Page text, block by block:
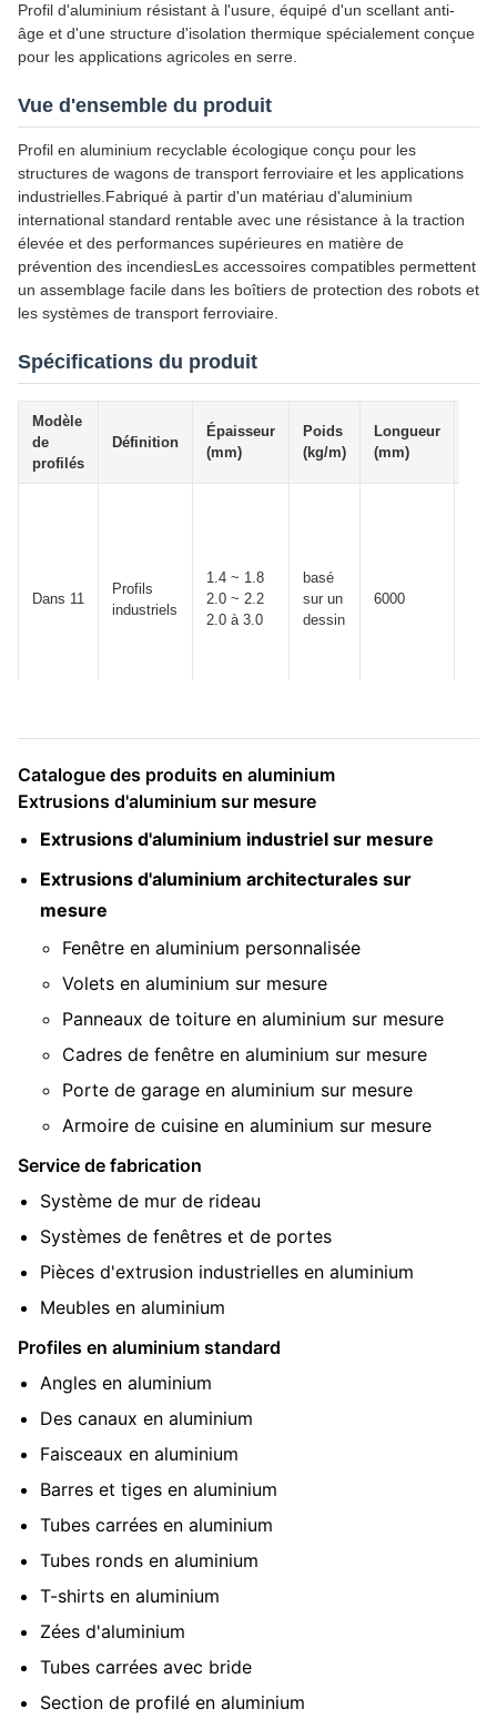
Profil d'aluminium résistant à l'usure, équipé d'un scellant anti-
âge et d'une structure d'isolation thermique spécialement conçue
pour les applications agricoles en serre.
Vue d'ensemble du produit
Profil en aluminium recyclable écologique conçu pour les
structures de wagons de transport ferroviaire et les applications
industrielles.Fabriqué à partir d'un matériau d'aluminium
international standard rentable avec une résistance à la traction
élevée et des performances supérieures en matière de
prévention des incendiesLes accessoires compatibles permettent
un assemblage facile dans les boîtiers de protection des robots et
les systèmes de transport ferroviaire.
Spécifications du produit
Modèle
de
profilés
Définition
Épaisseur
(mm)
Poids
(kg/m)
Longueur
(mm)
Dans 11
Profils
industriels
1.4 ~ 1.8
2.0 ~ 2.2
2.0 à 3.0
basé
sur un
dessin
6000
Catalogue des produits en aluminium
Extrusions d'aluminium sur mesure
Extrusions d'aluminium industriel sur mesure
Extrusions d'aluminium architecturales sur
mesure
Fenêtre en aluminium personnalisée
Volets en aluminium sur mesure
Panneaux de toiture en aluminium sur mesure
Cadres de fenêtre en aluminium sur mesure
Porte de garage en aluminium sur mesure
Armoire de cuisine en aluminium sur mesure
Service de fabrication
Système de mur de rideau
Systèmes de fenêtres et de portes
Pièces d'extrusion industrielles en aluminium
Meubles en aluminium
Profiles en aluminium standard
Angles en aluminium
Des canaux en aluminium
Faisceaux en aluminium
Barres et tiges en aluminium
Tubes carrées en aluminium
Tubes ronds en aluminium
T-shirts en aluminium
Zées d'aluminium
Tubes carrées avec bride
Section de profilé en aluminium